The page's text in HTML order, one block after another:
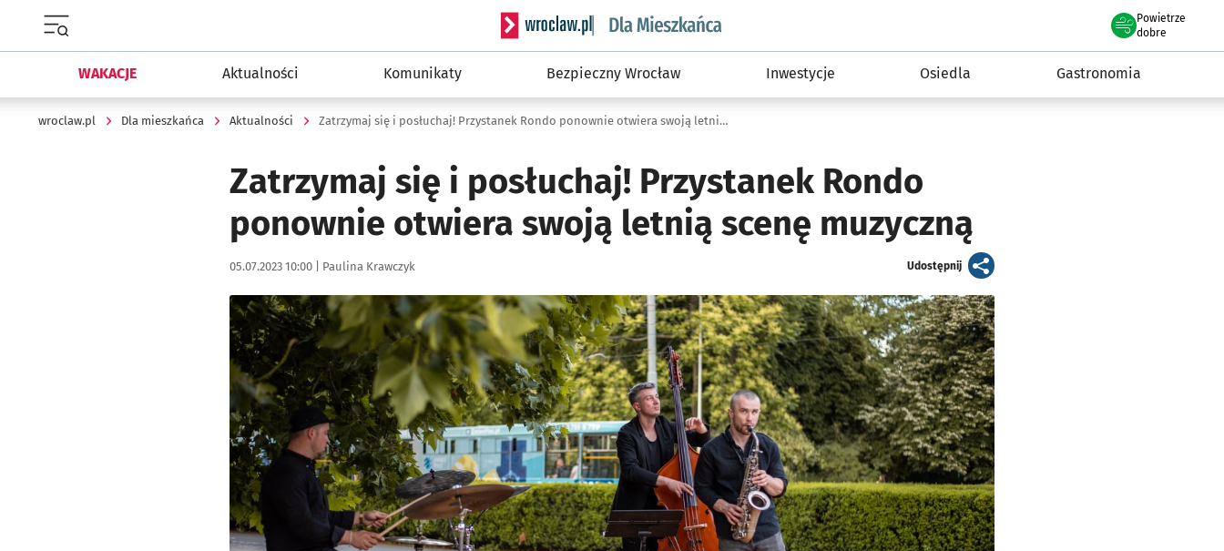
Serwis informacyjny wroclaw.pl podserwis: Dla mieszkańca
Powietrze
we Wrocławiu
dobre
WAKACJE Aktualności Komunikaty Bezpieczny Wrocław Inwestycje Osiedla Gastronomia
wroclaw.pl Dla mieszkańca Aktualności Zatrzymaj się i posłuchaj! Przystanek Rondo ponownie otwiera swoją letnią scenę muzyczną
Zatrzymaj się i posłuchaj! Przystanek Rondo
ponownie otwiera swoją letnią scenę muzyczną
Data publikacji:
05.07.2023 10:00 | Autor:
Paulina Krawczyk Udostępnijartykuł
Kliknij, aby powiększyć